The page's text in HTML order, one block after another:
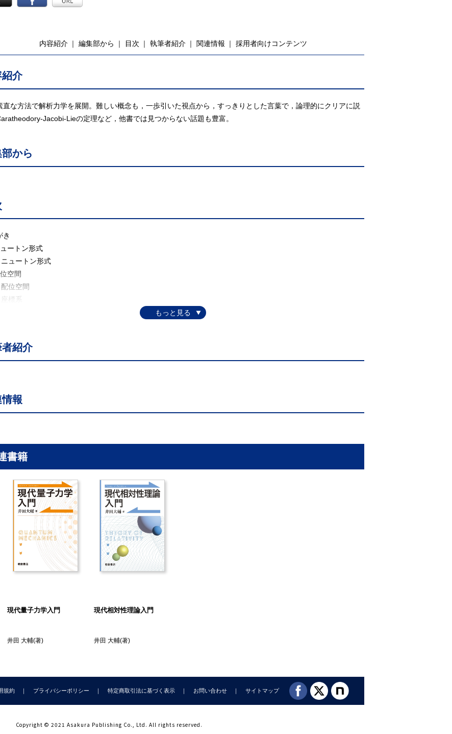
内容紹介 編集部から 目次 執筆者紹介 関連情報 採用者向けコンテンツ
紹介
直な方法で解析力学を展開。難しい概念も，一歩引いた視点から，すっきりとした言葉で，論理的にクリアに説
Jacobi-Lieの定理など，他書では見つからない話題も豊富。
から
き
ートン形式
ュートン形式
空間
位空間
標系
用例：斜方投射
用例：滑車
用例：振り子
性
環座標による保存則
ネルギー
グランジュ乗数
件付き変分
用例：斜面上の物体
用例：振り子
ミルトニアン
ジャンドル変換
ミルトン形式
ューヴィユの定理
準変換
間依存する正準変換
ミルトニアンの対称性
紹介
情報
書籍
現代量子力学入門
井田 大輔(著)
現代相対性理論入門
井田 大輔(著)
規約 プライバシーポリシー 特定商取引法に基づく表示 お問い合わせ サイトマップ
Copyright © 2021 Asakura Publishing Co., Ltd. All rights reserved.